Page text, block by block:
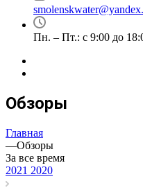
Пн. – Пт.: с 9:00 до
Обзоры
Главная
—Обзоры
За все время
2021 2020